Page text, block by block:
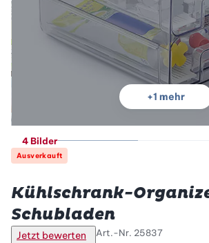
+1 mehr
4 Bilder
Ausverkauft
Kühlschrank-
Schubladen
Jetzt bewerten Art.-Nr. 25837